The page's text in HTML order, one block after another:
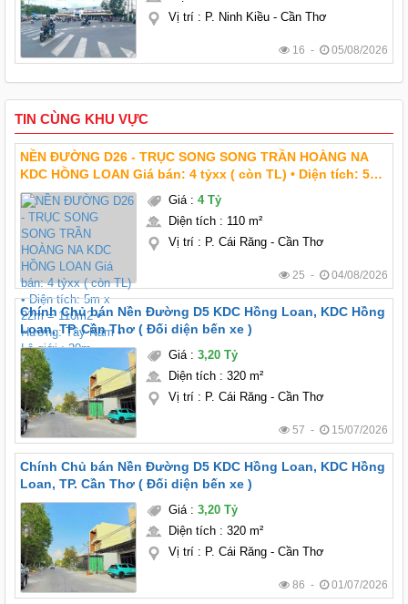
Vị trí: P. Ninh Kiều - Cần Thơ
16 - 05/08/2026
TIN CÙNG KHU VỰC
NỀN ĐƯỜNG D26 - TRỤC SONG SONG TRẦN HOÀNG NA
KDC HỒNG LOAN Giá bán: 4 tỷxx ( còn TL) • Diện tích: 5m
x 22m = 110m2 • Hướng: Tây Nam • Lộ giới : 20m
Giá: 4 Tỷ
Diện tích: 110 m²
Vị trí: P. Cái Răng - Cần Thơ
25 - 04/08/2026
Chính Chủ bán Nền Đường D5 KDC Hồng Loan, KDC Hồng
Loan, TP. Cần Thơ ( Đối diện bến xe )
Giá: 3,20 Tỷ
Diện tích: 320 m²
Vị trí: P. Cái Răng - Cần Thơ
57 - 15/07/2026
Chính Chủ bán Nền Đường D5 KDC Hồng Loan, KDC Hồng
Loan, TP. Cần Thơ ( Đối diện bến xe )
Giá: 3,20 Tỷ
Diện tích: 320 m²
Vị trí: P. Cái Răng - Cần Thơ
86 - 01/07/2026